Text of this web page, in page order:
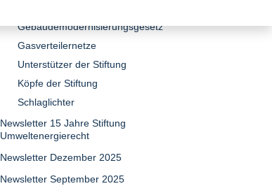
Gebäudemodernisierungsgesetz
Gasverteilernetze
Unterstützer der Stiftung
Köpfe der Stiftung
Schlaglichter
Newsletter 15 Jahre Stiftung
Umweltenergierecht
Newsletter Dezember 2025
Newsletter September 2025